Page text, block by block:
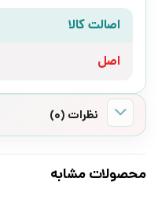
اصالت کالا
اصل
نظرات (0)
محصولات مشابه